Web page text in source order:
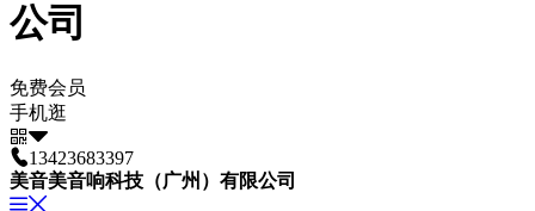
公司
免费会员
手机逛
13423683397
美音美音响科技（广州）有限公司